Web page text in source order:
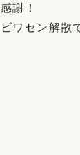
感謝！
ビワセン解散